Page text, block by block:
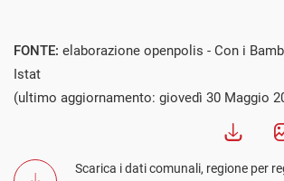
FONTE: elaborazione openpolis - Con i
Istat
(ultimo aggiornamento: giovedì 30 Maggio
Scarica i dati comunali, regione per